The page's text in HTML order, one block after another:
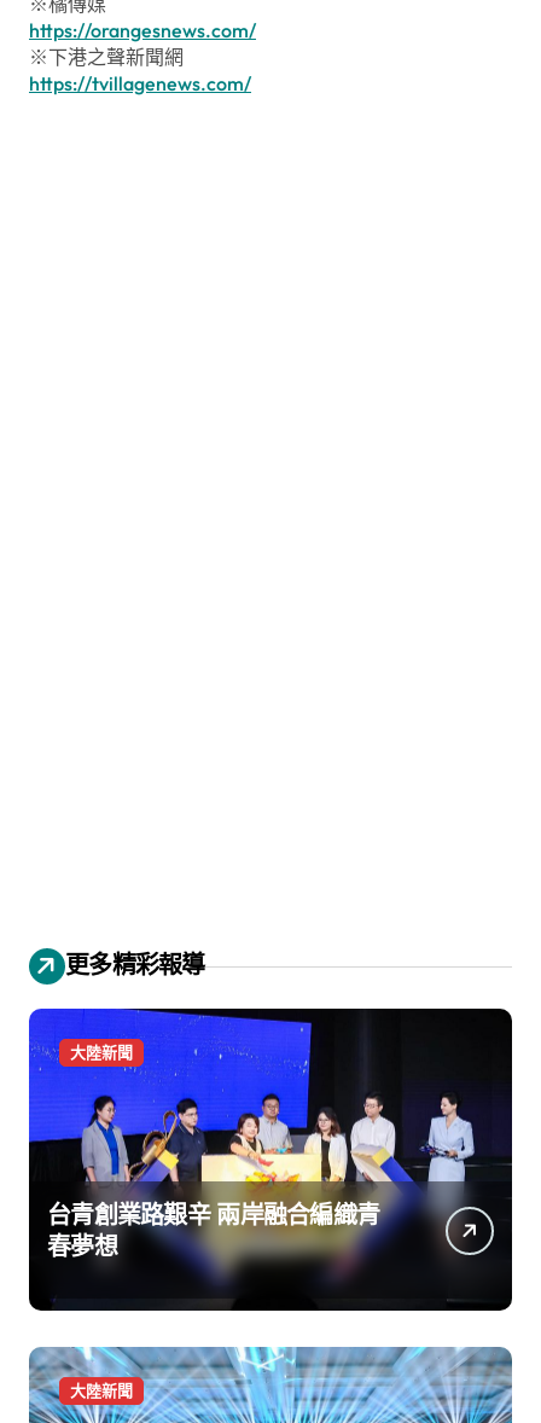
https://orangesnews.com/
※下港之聲新聞網
https://tvillagenews.com/
更多精彩報導
大陸新聞
台青創業路艱辛 兩岸融合編織青
春夢想
大陸新聞